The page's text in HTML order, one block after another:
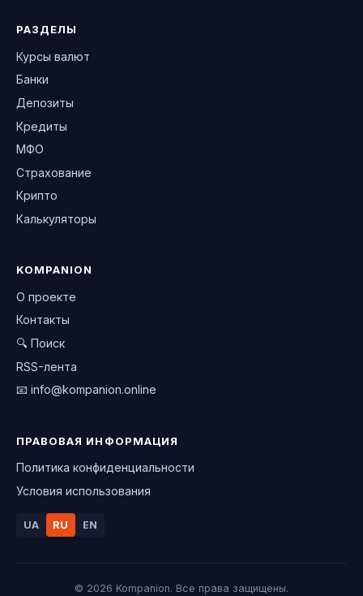
РАЗДЕЛЫ
Курсы валют
Банки
Депозиты
Кредиты
МФО
Страхование
Крипто
Калькуляторы
KOMPANION
О проекте
Контакты
🔍 Поиск
RSS-лента
📧 info@kompanion.online
ПРАВОВАЯ ИНФОРМАЦИЯ
Политика конфиденциальности
Условия использования
UA RU EN
© 2026 Kompanion. Все права защищены.